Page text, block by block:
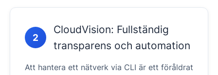
2
CloudVision: Fullständig
transparens och automation
Att hantera ett nätverk via CLI är ett föråldrat